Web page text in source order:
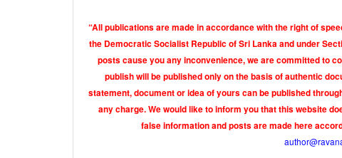
“All publications are made in accordance with the right of
the Democratic Socialist Republic of Sri Lanka and under
posts cause you any inconvenience, we are committed to
publish will be published only on the basis of authentic
statement, document or idea of yours can be published
any charge. We would like to inform you that this website
false information and posts are made here